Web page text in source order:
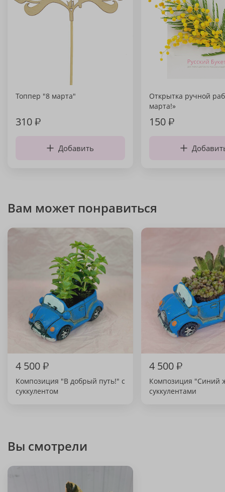
Топпер "8 марта"
310₽
Добавить
Открытка ручной
марта!»
150₽
Вам может понравиться
4 500₽
Композиция "В добрый путь!" с
суккулентом
4 500₽
Композиция "Синий
суккулентами
Вы смотрели